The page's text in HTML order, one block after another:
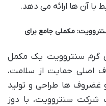
آن ها ارائه می دهد.
750 میلی گرم سنتروویت: مکملی جامع برای
پلاس 750 میلی گرم سنتروویت یک مکمل
حمایت از سلامت،
غضروف ها طراحی و تولید
سنتروویت، با دوز